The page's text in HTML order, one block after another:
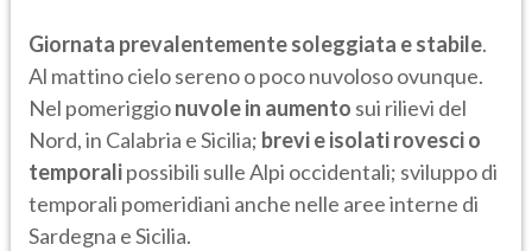
Giornata prevalentemente soleggiata e stabile.
Al mattino cielo sereno o poco nuvoloso ovunque.
Nel pomeriggionuvole in aumento sui rilievi del
Nord, in Calabria e Sicilia; brevi e isolati rovesci o
temporalipossibili sulle Alpi occidentali; sviluppo di
temporali pomeridiani anche nelle aree interne di
Sardegna e Sicilia.